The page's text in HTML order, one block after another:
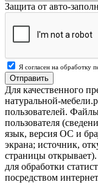
Защита от авто-
Я согласен на обработку
Отправить
Для качественного
натуральной-
пользователей.
пользователя
язык, версия ОС и
экрана; источник,
страницы
для обработки
посредством